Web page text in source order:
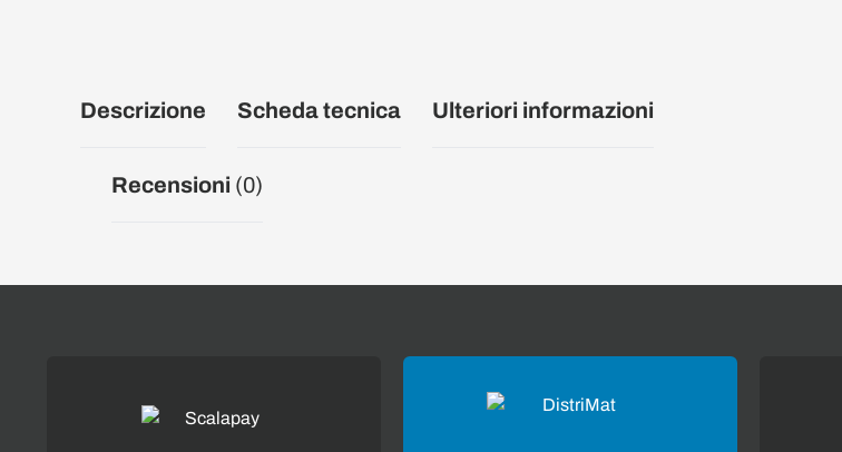
Descrizione Scheda tecnica Ulteriori informazioni
Recensioni (0)